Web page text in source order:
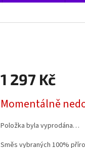
1 297 Kč
cena:
Momentálně
Položka byla vyprodána…
Směs vybraných 100%